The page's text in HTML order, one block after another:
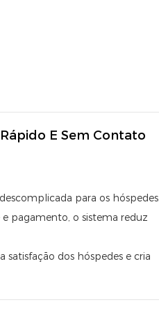
E Sem Contato
para os hóspedes.
pagamento, o sistema reduz
dos hóspedes e cria